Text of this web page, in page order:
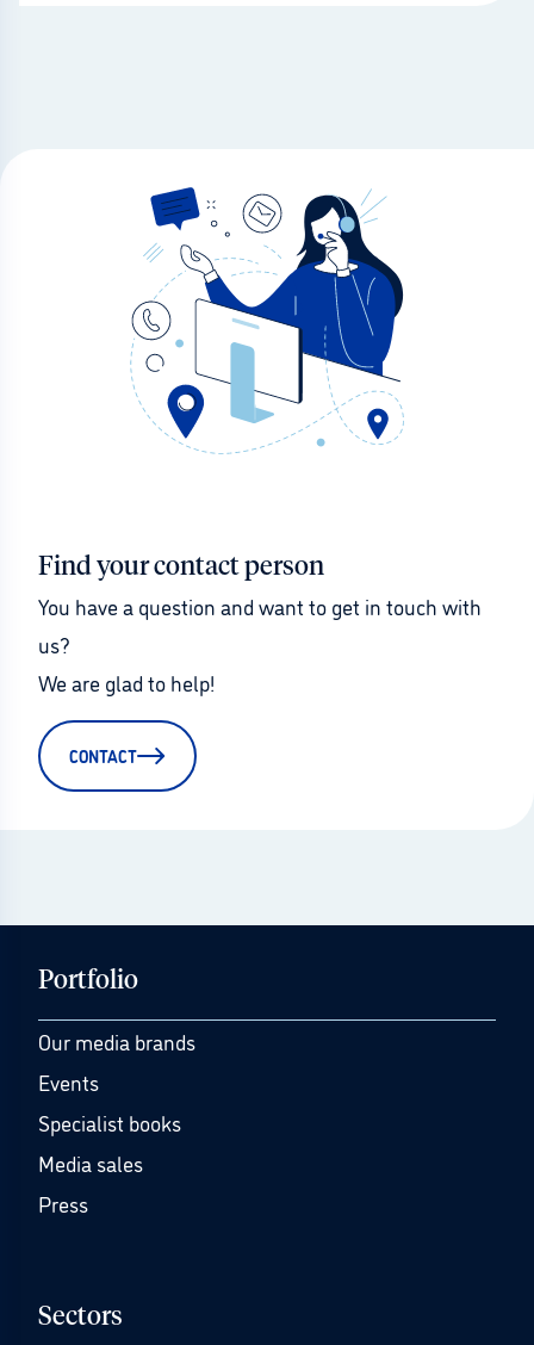
Find your contact person
You have a question and want to get in touch with
us?
We are glad to help!
CONTACT
Portfolio
Our media brands
Events
Specialist books
Media sales
Press
Sectors